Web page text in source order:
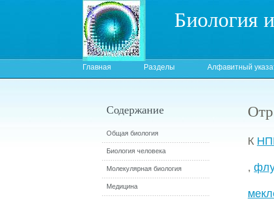
Биология
Главная Разделы Алфавитный
К
,
Содержание
Общая биология
Биология человека
Молекулярная биология
Медицина